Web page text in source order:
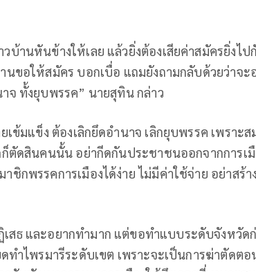
านหันข้างให้เลย แล้วยิ่งต้องเสียค่าสมัครยิ่งไป
ขอให้สมัคร บอกเบื่อ แถมยังถามกลับด้วยว่าจะ
จ ทั้งยุบพรรค” นายสุทิน กล่าว
ข้มแข็ง ต้องเลิกยึดอำนาจ เลิกยุบพรรค เพราะส
ตัดสินคนนั้น อย่ากีดกันประชาชนออกจากการเ
ชิกพรรคการเมืองได้ง่าย ไม่มีค่าใช้จ่าย อย่าสร้าง
สธ และอยากทำมาก แต่ขอทำแบบระดับจังหวัด
ทำไพรมารีระดับเขต เพราะจะเป็นการฆ่าตัดตอ